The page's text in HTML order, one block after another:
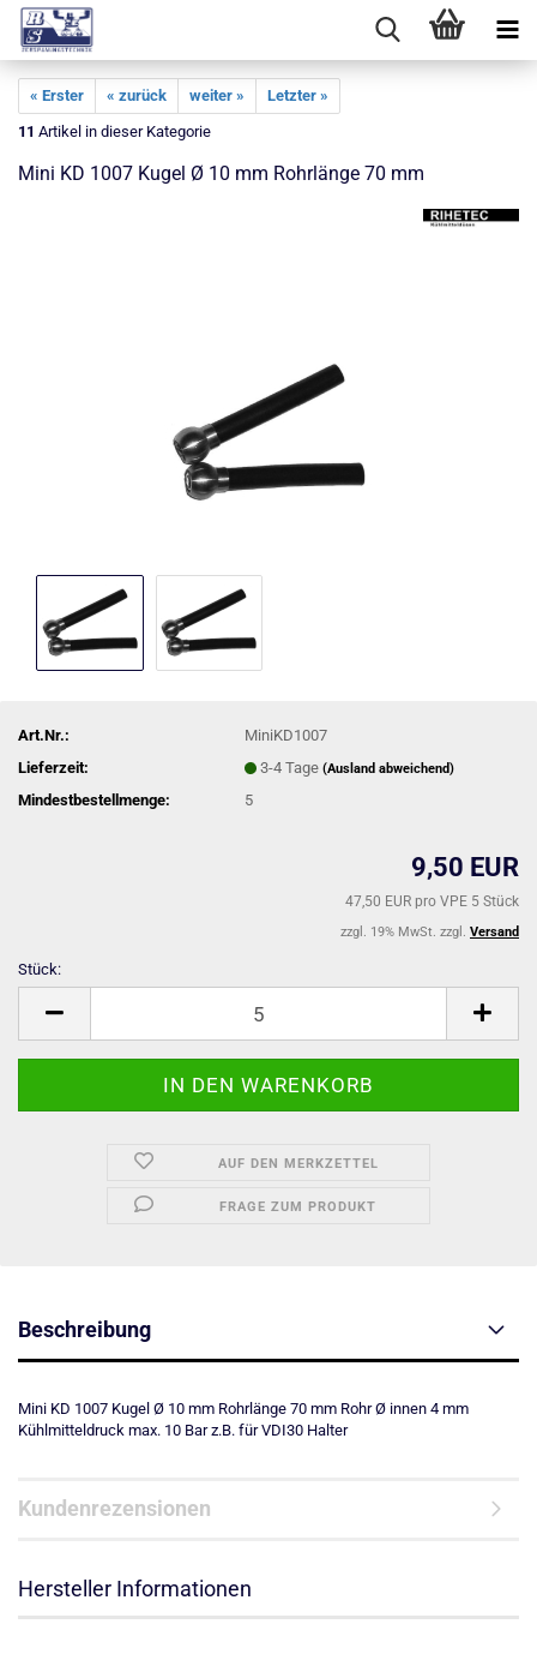
« Erster « zurück weiter »
Letzter »
11 Artikel in dieser Kategorie
Mini KD 1007 Kugel Ø 10 mm Rohrlänge 70 mm
Art.Nr.:
MiniKD1007
Lieferzeit:
3-4 Tage(Ausland abweichend)
Mindestbestellmenge: 5
9,50 EUR
47,50 EUR pro VPE 5 Stück
zzgl. 19% MwSt. zzgl. Versand
Stück:
AUF DEN MERKZETTEL
FRAGE ZUM PRODUKT
Beschreibung
Mini KD 1007 Kugel Ø 10 mm Rohrlänge 70 mm Rohr Ø innen 4 mm
Kühlmitteldruck max. 10 Bar z.B. für VDI30 Halter
Kundenrezensionen
Hersteller Informationen